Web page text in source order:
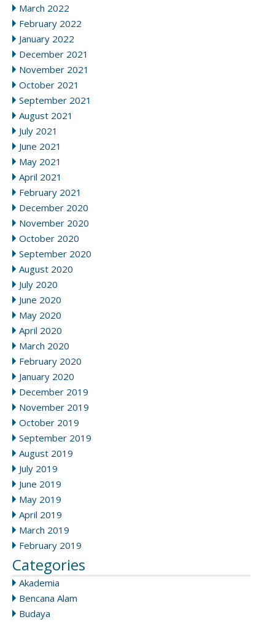
March 2022
February 2022
January 2022
December 2021
November 2021
October 2021
September 2021
August 2021
July 2021
June 2021
May 2021
April 2021
February 2021
December 2020
November 2020
October 2020
September 2020
August 2020
July 2020
June 2020
May 2020
April 2020
March 2020
February 2020
January 2020
December 2019
November 2019
October 2019
September 2019
August 2019
July 2019
June 2019
May 2019
April 2019
March 2019
February 2019
Categories
Akademia
Bencana Alam
Budaya